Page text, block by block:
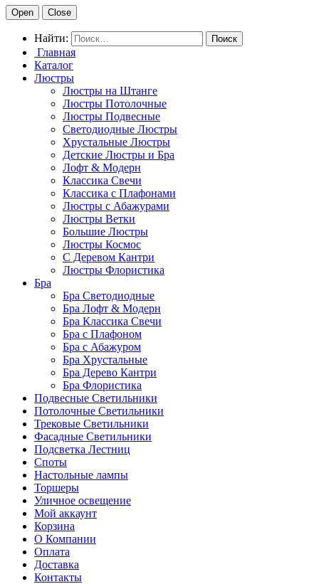
Open Close
Найти:
Главная
Каталог
Люстры
Люстры на Штанге
Люстры Потолочные
Люстры Подвесные
Светодиодные Люстры
Хрустальные Люстры
Детские Люстры и Бра
Лофт & Модерн
Классика Свечи
Классика с Плафонами
Люстры с Абажурами
Люстры Ветки
Большие Люстры
Люстры Космос
С Деревом Кантри
Люстры Флористика
Бра
Бра Светодиодные
Бра Лофт & Модерн
Бра Классика Свечи
Бра с Плафоном
Бра с Абажуром
Бра Хрустальные
Бра Дерево Кантри
Бра Флористика
Подвесные Светильники
Потолочные Светильники
Трековые Светильники
Фасадные Светильники
Подсветка Лестниц
Споты
Настольные лампы
Торшеры
Уличное освещение
Мой аккаунт
Корзина
О Компании
Оплата
Доставка
Контакты